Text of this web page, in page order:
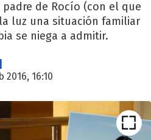
de Rocío (con el que
luz una situación familiar
se niega a admitir.
2016, 16:10